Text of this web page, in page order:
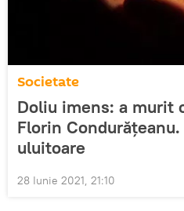
Societate
Doliu imens: a murit
Florin
uluitoare
28 Iunie 2021, 21:10